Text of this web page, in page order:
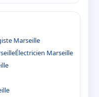
Marseille
Électricien Marseille